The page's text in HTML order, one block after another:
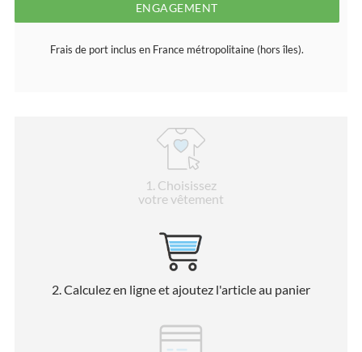
ENGAGEMENT
Frais de port inclus en France métropolitaine (hors îles).
1 . Choisissez
votre vêtement
2. Calculez en ligne et ajoutez l'article au panier